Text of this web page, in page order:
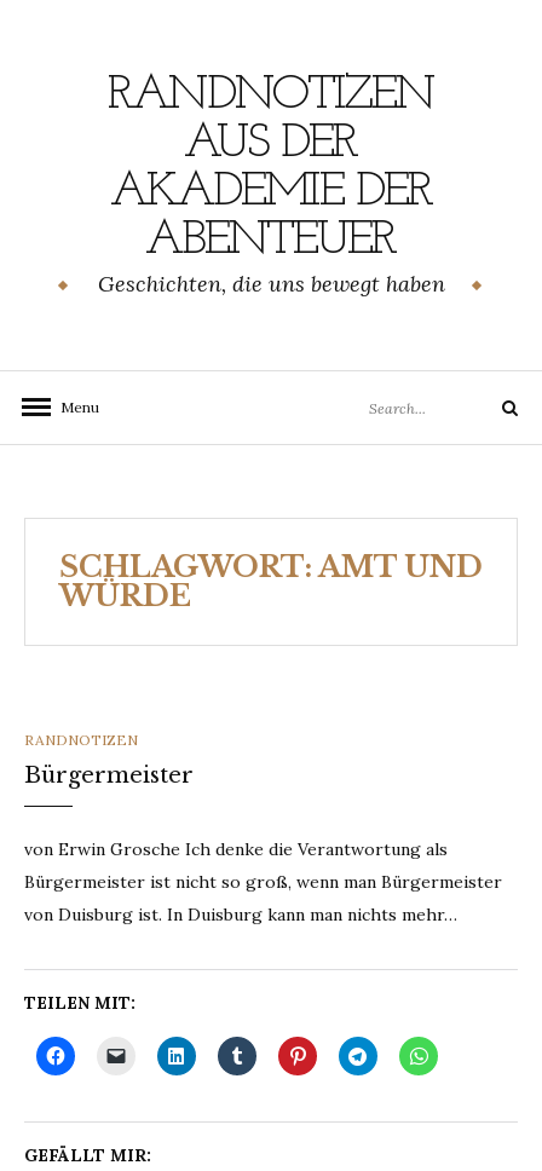
RANDNOTIZEN
AUS DER
AKADEMIE DER
ABENTEUER
Geschichten, die uns bewegt haben
Menu
for:
Search
SCHLAGWORT:AMT UND
WÜRDE
CATEGORIES
RANDNOTIZEN
Bürgermeister
von Erwin Grosche Ich denke die Verantwortung als
Bürgermeister ist nicht so groß, wenn man Bürgermeister
von Duisburg ist. In Duisburg kann man nichts mehr…
TEILEN MIT:
GEFÄLLT MIR: